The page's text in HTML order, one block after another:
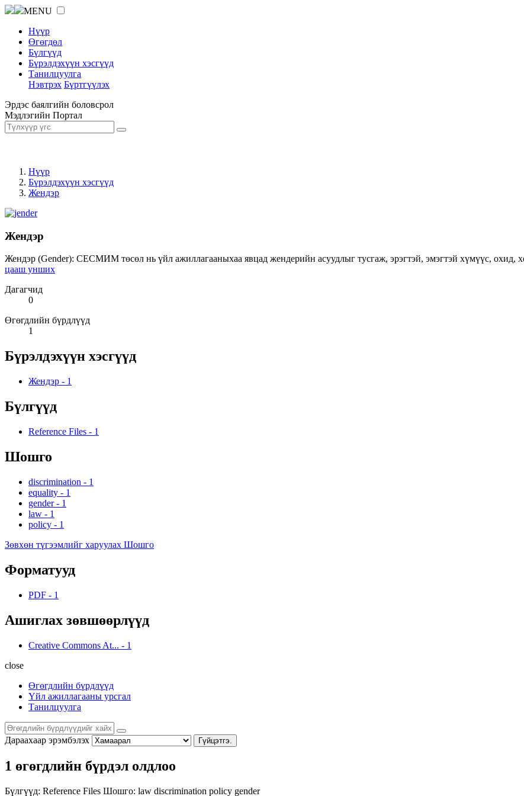
MENU
Нүүр
Өгөгдөл
Бүлгүүд
Бүрэлдэхүүн хэсгүүд
Танилцуулга
Нэвтрэх Бүртгүүлэх
Эрдэс баялгийн боловсрол
Мэдлэгийн Портал
Нүүр
Бүрэлдэхүүн хэсгүүд
Жендэр
Жендэр
Жендэр (Gender): СЕСМИМ төсөл нь үйл ажиллагааныхаа явцад жендерийн асуудлыг тусгаж, эрэгтэй, эмэгтэй хүмүүс, охид,
цааш унших
Дагагчид
0
Өгөгдлийн бүрдлүүд
1
Бүрэлдэхүүн хэсгүүд
Жендэр - 1
Бүлгүүд
Reference Files - 1
Шошго
discrimination - 1
equality - 1
gender - 1
law - 1
policy - 1
Зөвхөн түгээмлийг харуулах Шошго
Форматууд
PDF - 1
Ашиглах зөвшөөрлүүд
Creative Commons At... - 1
close
Өгөгдлийн бүрдлүүд
Үйл ажиллагааны урсгал
Танилцуулга
Дараахаар эрэмбэлэх Гүйцэтгэ.
1 өгөгдлийн бүрдэл олдлоо
Бүлгүүд: Reference Files Шошго: law discrimination policy gender